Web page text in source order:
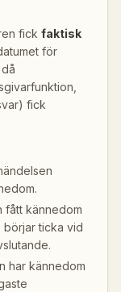
fick faktisk
för
fick
fått kännedom
ticka vid
har kännedom